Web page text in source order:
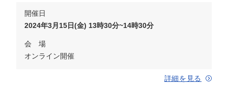
開催日
2024年3月15日(金) 13時30分~14時30分
会 場
オンライン開催
詳細を見る